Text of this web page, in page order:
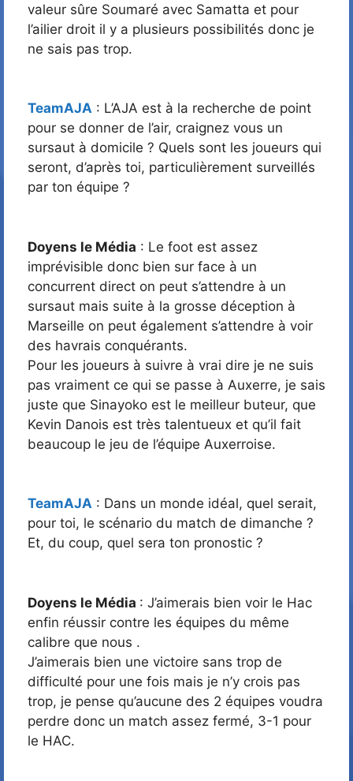
valeur sûre Soumaré avec Samatta et pour
l’ailier droit il y a plusieurs possibilités donc je
ne sais pas trop.
TeamAJA : L’AJA est à la recherche de point
pour se donner de l’air, craignez vous un
sursaut à domicile ? Quels sont les joueurs qui
seront, d’après toi, particulièrement surveillés
par ton équipe ?
Doyens le Média : Le foot est assez
imprévisible donc bien sur face à un
concurrent direct on peut s’attendre à un
sursaut mais suite à la grosse déception à
Marseille on peut également s’attendre à voir
des havrais conquérants.
Pour les joueurs à suivre à vrai dire je ne suis
pas vraiment ce qui se passe à Auxerre, je sais
juste que Sinayoko est le meilleur buteur, que
Kevin Danois est très talentueux et qu’il fait
beaucoup le jeu de l’équipe Auxerroise.
TeamAJA : Dans un monde idéal, quel serait,
pour toi, le scénario du match de dimanche ?
Et, du coup, quel sera ton pronostic ?
Doyens le Média : J’aimerais bien voir le Hac
enfin réussir contre les équipes du même
calibre que nous .
J’aimerais bien une victoire sans trop de
difficulté pour une fois mais je n’y crois pas
trop, je pense qu’aucune des 2 équipes voudra
perdre donc un match assez fermé, 3-1 pour
le HAC.